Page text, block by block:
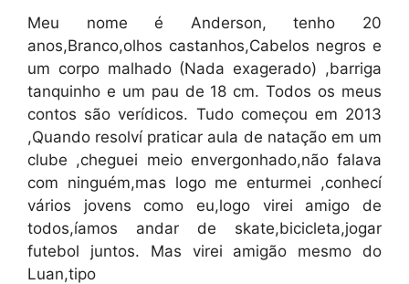
Meu nome é Anderson, tenho 20
anos,Branco,olhos castanhos,Cabelos negros e
um corpo malhado (Nada exagerado) ,barriga
tanquinho e um pau de 18 cm. Todos os meus
contos são verídicos. Tudo começou em 2013
,Quando resolví praticar aula de natação em um
clube ,cheguei meio envergonhado,não falava
com ninguém,mas logo me enturmei ,conhecí
vários jovens como eu,logo virei amigo de
todos,íamos andar de skate,bicicleta,jogar
futebol juntos. Mas virei amigão mesmo do
Luan,tipo